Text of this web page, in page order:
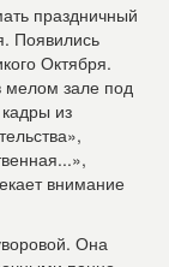
праздничный
Появились
Октября.
зале под
из
внимание
Она